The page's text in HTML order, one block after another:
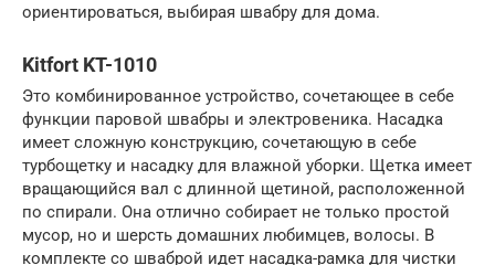
ориентироваться, выбирая швабру для дома.
Kitfort KT-1010
Это комбинированное устройство, сочетающее в себе
функции паровой швабры и электровеника. Насадка
имеет сложную конструкцию, сочетающую в себе
турбощетку и насадку для влажной уборки. Щетка имеет
вращающийся вал с длинной щетиной, расположенной
по спирали. Она отлично собирает не только простой
мусор, но и шерсть домашних любимцев, волосы. В
комплекте со шваброй идет насадка-рамка для чистки